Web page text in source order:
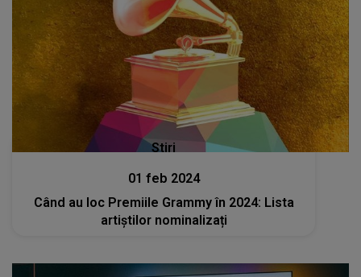
Stiri
01 feb 2024
Când au loc Premiile Grammy în 2024: Lista
artiștilor nominalizați